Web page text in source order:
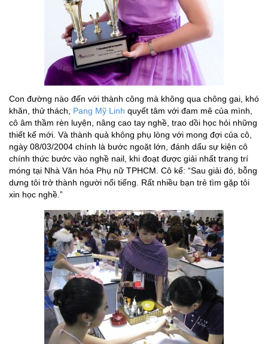
Con đường nào đến với thành công mà không qua chông gai, khó
khăn, thử thách, Pang Mỹ Linh quyết tâm với đam mê của mình,
cô âm thầm rèn luyện, nâng cao tay nghề, trao dồi học hỏi những
thiết kế mới. Và thành quả không phụ lòng với mong đợi của cô,
ngày 08/03/2004 chính là bước ngoặt lớn, đánh dấu sự kiện cô
chính thức bước vào nghề nail, khi đoạt được giải nhất trang trí
móng tại Nhà Văn hóa Phụ nữ TPHCM. Cô kể: “Sau giải đó, bỗng
dưng tôi trở thành người nổi tiếng. Rất nhiều bạn trẻ tìm gặp tôi
xin học nghề.”